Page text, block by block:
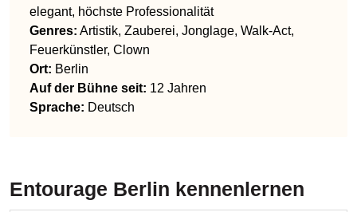
elegant, höchste Professionalität
Genres: Artistik, Zauberei, Jonglage, Walk-Act,
Feuerkünstler, Clown
Ort: Berlin
Auf der Bühne seit: 12 Jahren
Sprache: Deutsch
Entourage Berlin kennenlernen